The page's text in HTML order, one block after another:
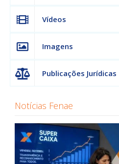
Vídeos
Imagens
Publicações Jurídicas
Notícias Fenae